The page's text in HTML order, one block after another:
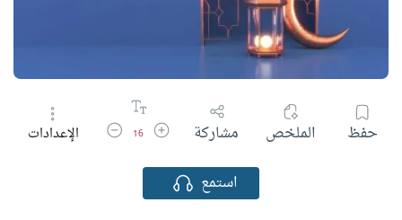
حفظ الملخص مشاركة زيادة حجم الخط
16 تقليل حجم الخط
الإعدادات
استمع